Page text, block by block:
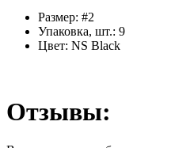
Размер: #2
Упаковка, шт.: 9
Цвет: NS Black
Отзывы: